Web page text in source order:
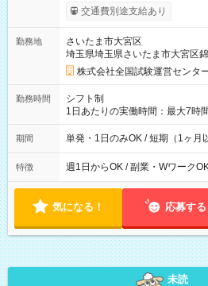
※勤務回数により昇給あり 【即
り！】 希望される場合、勤務か
例】 ・河合塾模擬試験 8:30～
×8時間＝日収10,400円＋交通費
円の場合あり ・国家試験 7:00
円（役割手当＋100円）×6時間＝日
間】試用期間なし
交通費別途支給あり
勤務地
さいたま市大宮区
埼玉県埼玉県さいたま市大宮区
株式会社全国試験運営センタ
勤務時間
シフト制
1日あたりの実働時間：最大7
間は 試験により異なります。
期間 単発・1日のみOK / 短期（1ヶ月
特徴 週1日からOK / 副業・Wワーク
気になる！ 応募する
未読